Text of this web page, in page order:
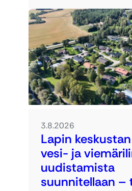
3.8.2026
Lapin
vesi- ja
uudistamista
suunnitellaan –